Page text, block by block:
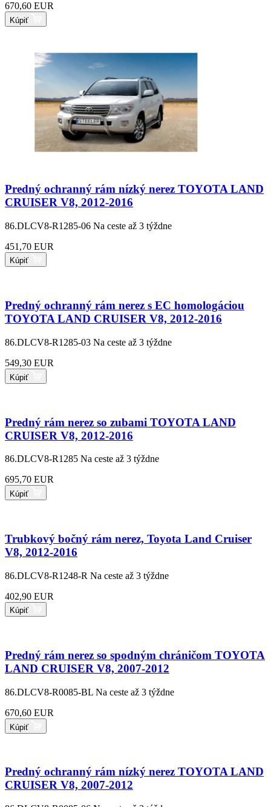
670,60 EUR
Kúpiť
Predný ochranný rám nízký nerez TOYOTA LAND
CRUISER V8, 2012-2016
86.DLCV8-R1285-06 Na ceste až 3 týždne
451,70 EUR
Kúpiť
Predný ochranný rám nerez s EC homologáciou
TOYOTA LAND CRUISER V8, 2012-2016
86.DLCV8-R1285-03 Na ceste až 3 týždne
549,30 EUR
Kúpiť
Predný rám nerez so zubami TOYOTA LAND
CRUISER V8, 2012-2016
86.DLCV8-R1285 Na ceste až 3 týždne
695,70 EUR
Kúpiť
Trubkový bočný rám nerez, Toyota Land Cruiser
V8, 2012-2016
86.DLCV8-R1248-R Na ceste až 3 týždne
402,90 EUR
Kúpiť
Predný rám nerez so spodným chráničom TOYOTA
LAND CRUISER V8, 2007-2012
86.DLCV8-R0085-BL Na ceste až 3 týždne
670,60 EUR
Kúpiť
Predný ochranný rám nízký nerez TOYOTA LAND
CRUISER V8, 2007-2012